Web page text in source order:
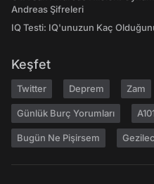
Andreas Şifreleri
IQ Testi: IQ'unuzun Kaç
Keşfet
Twitter Deprem Zam
Günlük Burç Yorumları
Bugün Ne Pişirsem